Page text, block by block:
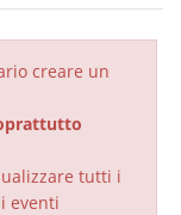
creare un
tutti i
eventi